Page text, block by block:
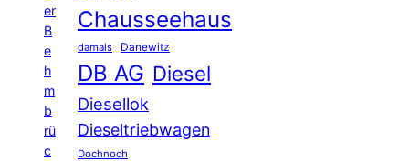
er
B
e
h
m
b
rü
c
Chausseehaus
damals Danewitz
DB AG Diesel
Diesellok
Dieseltriebwagen
Dochnoch